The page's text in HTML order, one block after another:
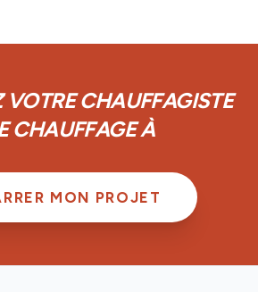
CHAUFFAGISTE
CHAUFFAGE À
MON PROJET